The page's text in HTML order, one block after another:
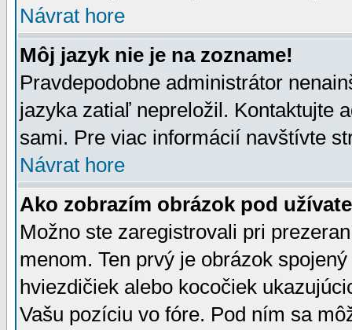
Návrat hore
Môj jazyk nie je na zozname!
Pravdepodobne administrátor
jazyka zatiaľ nepreložil. Kontaktujte
sami. Pre viac informácií navštívte
Návrat hore
Ako zobrazím obrázok pod
Možno ste zaregistrovali pri
menom. Ten prvý je obrázok
hviezdičiek alebo kocočiek
Vašu pozíciu vo fóre. Pod ním sa